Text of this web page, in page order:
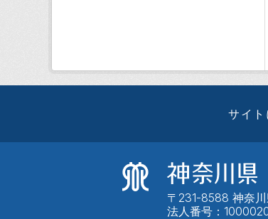
サイト
〒231-8588 神奈
法人番号：